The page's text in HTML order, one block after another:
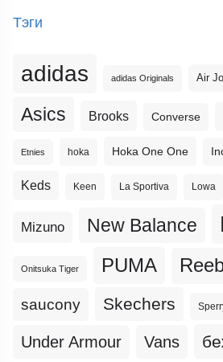
Тэги
adidas adidas Originals Air
Asics Brooks Converse
Etnies hoka Hoka One One
Keds Keen La Sportiva Lowa
Mizuno New Balance
Onitsuka Tiger PUMA
saucony Skechers
Under Armour Vans